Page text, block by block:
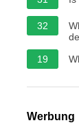
32
19
Werbung